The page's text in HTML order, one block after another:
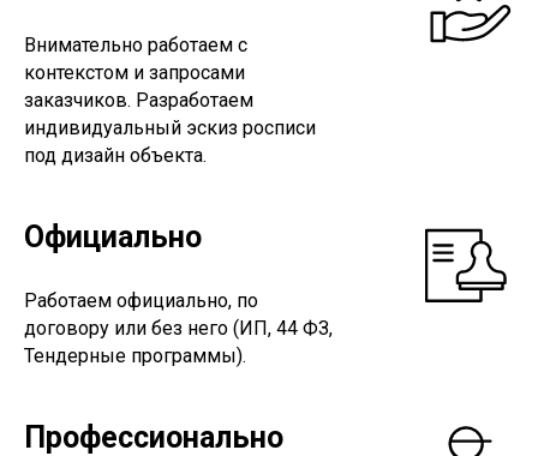
Внимательно работаем с
контекстом и запросами
заказчиков. Разработаем
индивидуальный эскиз росписи
под дизайн объекта.
Официально
Работаем официально, по
договору или без него (ИП, 44 ФЗ,
Тендерные программы).
Профессионально